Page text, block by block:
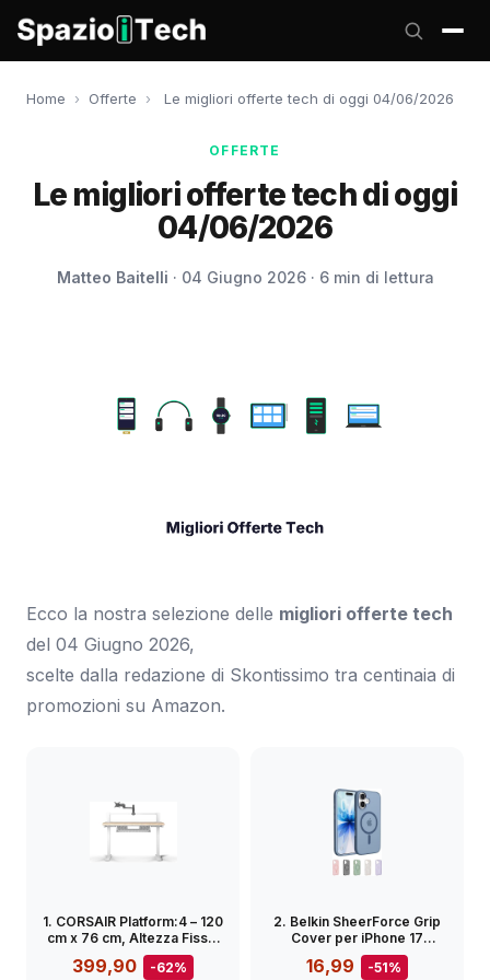
Home › Offerte › Le migliori offerte tech di oggi 04/06/2026
OFFERTE
Le migliori offerte tech di oggi
04/06/2026
Matteo Baitelli · 04 Giugno 2026 · 6 min di lettura
Ecco la nostra selezione delle migliori offerte tech
del 04 Giugno 2026,
scelte dalla redazione di Skontissimo tra centinaia di
promozioni su Amazon.
1. CORSAIR Platform:4 – 120
cm x 76 cm, Altezza Fissa,
Scrivania per Computer da
Gioco in Piedi, Gestione dei
399,90 -62%
2. Belkin SheerForce Grip
Cover per iPhone 17
Compatibile con MagSafe,
Design Sottile con Linee
16,99 -51%